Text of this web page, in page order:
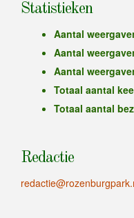
Statistieken
Aantal
Aantal
Aantal
Totaal aantal
Totaal aantal
Redactie